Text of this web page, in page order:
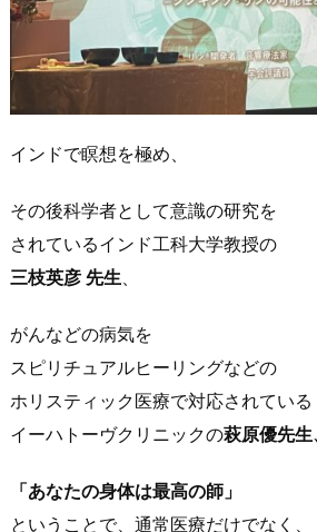
インドで瞑想を極め、
その後科学者として意識の研究を
されているインド工科大学教授の
三枝英彦 先生、
がんなどの病気を
スピリチュアルヒーリングなどの
ホリスティック医療で対応されている
イーハトーヴクリニックの萩原優先生
「あなたの身体は最高の師」
ということで、通常医療だけでなく、